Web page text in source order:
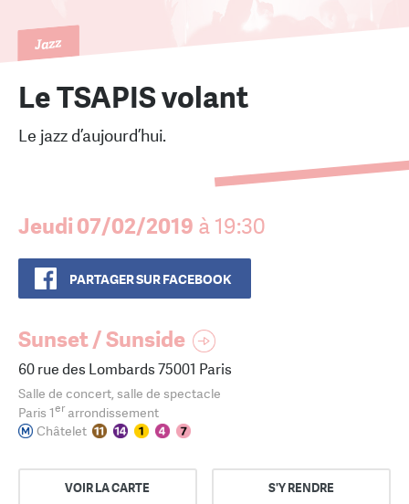
Jazz
Le TSAPIS volant
Le jazz d’aujourd’hui.
Jeudi 07/02/2019 à 19:30
PARTAGER SUR FACEBOOK
Sunset / Sunside
60 rue des Lombards 75001 Paris
Salle de concert, salle de spectacle
Paris 1erarrondissement
Châtelet
VOIR LA CARTE S'Y RENDRE